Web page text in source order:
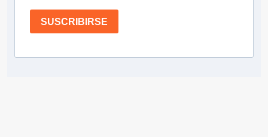
SUSCRIBIRSE